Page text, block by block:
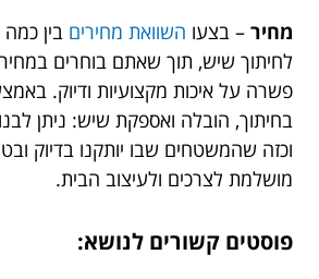
מחיר – בצעו השוואת מחירים בין
לחיתוך שיש, תוך שאתם בוחרים
פשרה על איכות מקצועיות ודיוק.
בחיתוך, הובלה ואספקת שיש: ניתן
וכזה שהמשטחים שבו יותקנו בדיוק
מושלמת לצרכים ולעיצוב הבית.
פוסטים קשורים לנושא: